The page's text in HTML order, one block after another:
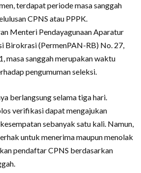
terdapat periode masa sanggah
CPNS atau PPPK.
Menteri Pendayagunaan Aparatur
Birokrasi (PermenPAN-RB) No. 27,
masa sanggah merupakan waktu
pengumuman seleksi.
berlangsung selama tiga hari.
verifikasi dapat mengajukan
sebanyak satu kali. Namun,
untuk menerima maupun menolak
pendaftar CPNS berdasarkan